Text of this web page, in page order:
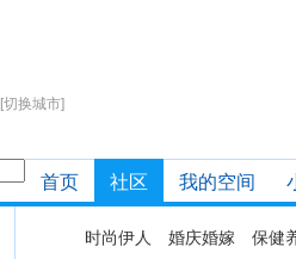
[切换城市]
首页 社区 我的空间
时尚伊人 婚庆婚嫁
保健